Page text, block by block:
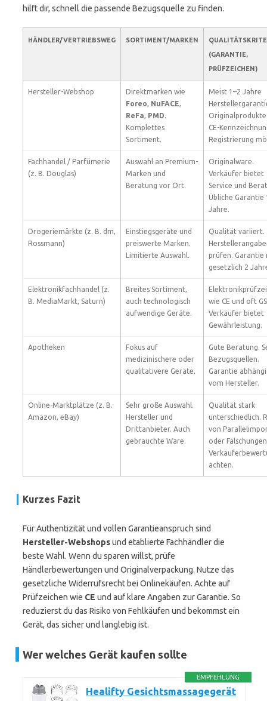
hilft dir, schnell die passende Bezugsquelle zu finden.
HÄNDLER/VERTRIEBSWEG SORTIMENT/MARKEN
(GARANTIE,
PRÜFZEICHEN)
Hersteller-Webshop
Direktmarken wie
Foreo, NuFACE,
ReFa, PMD.
Komplettes
Sortiment.
Meist 1–2 Jahre
CE-
Registrierung
Fachhandel / Parfümerie
(z. B. Douglas)
Auswahl an Premium-
Marken und
Beratung vor Ort.
Originalware.
Verkäufer bietet
Service und
Übliche Garantie
Jahre.
Drogeriemärkte (z. B. dm,
Rossmann)
Einstiegsgeräte und
preiswerte Marken.
Limitierte Auswahl.
Qualität variiert.
prüfen. Garantie
gesetzlich 2
Elektronikfachhandel (z.
B. MediaMarkt, Saturn)
Breites Sortiment,
auch technologisch
aufwendige Geräte.
wie CE und oft
Verkäufer bietet
Gewährleistung.
Apotheken
Fokus auf
medizinischere oder
qualitativere Geräte.
Gute Beratung.
Bezugsquellen.
Garantie
vom Hersteller.
Online-Marktplätze (z. B.
Amazon, eBay)
Sehr große Auswahl.
Hersteller und
Drittanbieter. Auch
gebrauchte Ware.
Qualität stark
unterschiedlich.
von
oder
achten.
Kurzes Fazit
Für Authentizität und vollen Garantieanspruch sind
Hersteller-Webshopsund etablierte Fachhändler die
beste Wahl. Wenn du sparen willst, prüfe
Händlerbewertungen und Originalverpackung. Nutze das
gesetzliche Widerrufsrecht bei Onlinekäufen. Achte auf
Prüfzeichen wie CE und auf klare Angaben zur Garantie. So
reduzierst du das Risiko von Fehlkäufen und bekommst ein
Gerät, das sicher und langlebig ist.
Wer welches Gerät kaufen sollte
EMPFEHLUNG
Healifty Gesichtsmassagegerät